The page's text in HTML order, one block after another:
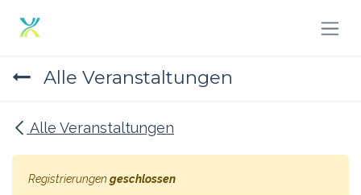
Alle Veranstaltungen
Alle Veranstaltungen
Registrierungen geschlossen